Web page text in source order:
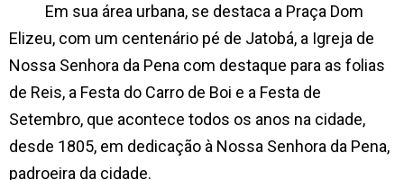
Em sua área urbana, se destaca a Praça Dom
Elizeu, com um centenário pé de Jatobá, a Igreja de
Nossa Senhora da Pena com destaque para as folias
de Reis, a Festa do Carro de Boi e a Festa de
Setembro, que acontece todos os anos na cidade,
desde 1805, em dedicação à Nossa Senhora da Pena,
padroeira da cidade.